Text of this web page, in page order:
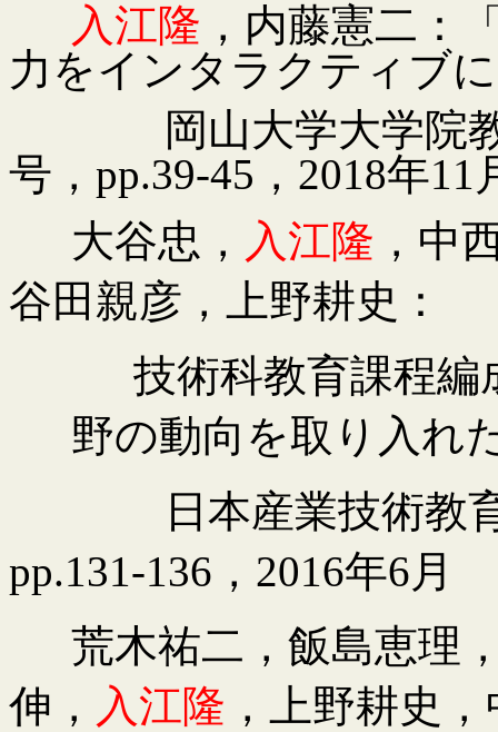
入江隆 ，内藤憲二：
力をインタラクティブ
岡山大学大学院
号， pp.39-45 ， 2018年11
大谷忠， 入江隆 ，中
谷田親彦，上野耕史：
技術科教育課程
野の動向を取り入れ
日本産業技術教
pp.131-136 ， 2016年6月
荒木祐二，飯島恵理
伸， 入江隆 ，上野耕史